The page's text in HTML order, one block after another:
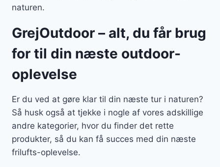
naturen.
GrejOutdoor – alt, du får brug
for til din næste outdoor-
oplevelse
Er du ved at gøre klar til din næste tur i naturen?
Så husk også at tjekke i nogle af vores adskillige
andre kategorier, hvor du finder det rette
produkter, så du kan få succes med din næste
frilufts-oplevelse.